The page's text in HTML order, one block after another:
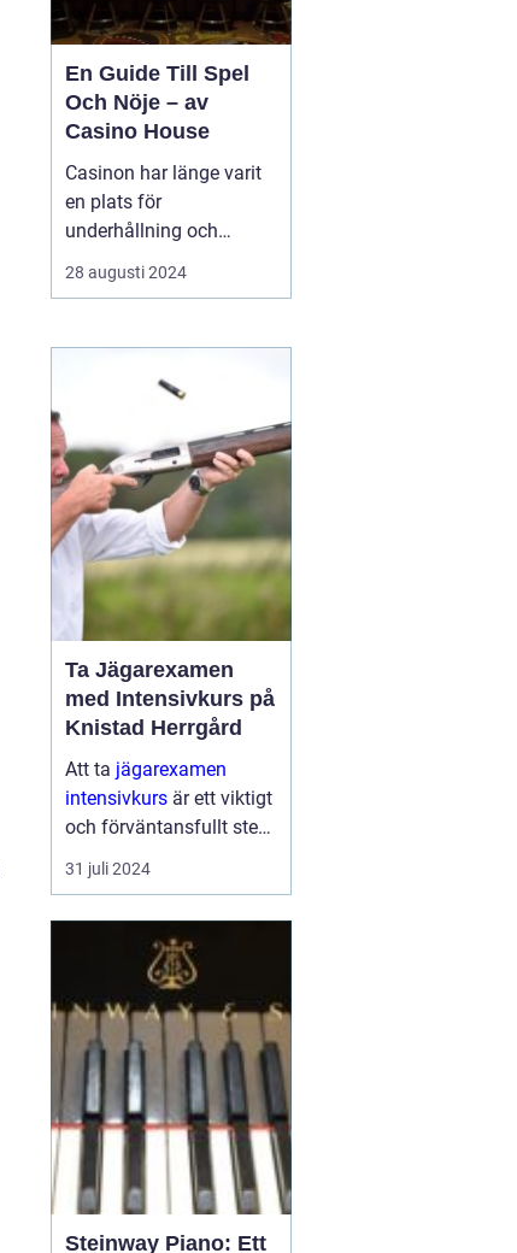
En Guide Till Spel
Och Nöje – av
Casino House
Casinon har länge varit
en plats för
underhållning och
spänning. De erbjuder en
värld där lyckan kan
kortlek, det snurrande
roulettehjulet eller en
enarmad bandits
blinkande ljus. I de...
28 augusti 2024
Ta Jägarexamen
med Intensivkurs på
Knistad Herrgård
Att ta jägarexamen
intensivkurs är ett viktigt
och förväntansfullt steg
för alla som vill komma
närmare naturen och lä...
31 juli 2024
Steinway Piano: Ett